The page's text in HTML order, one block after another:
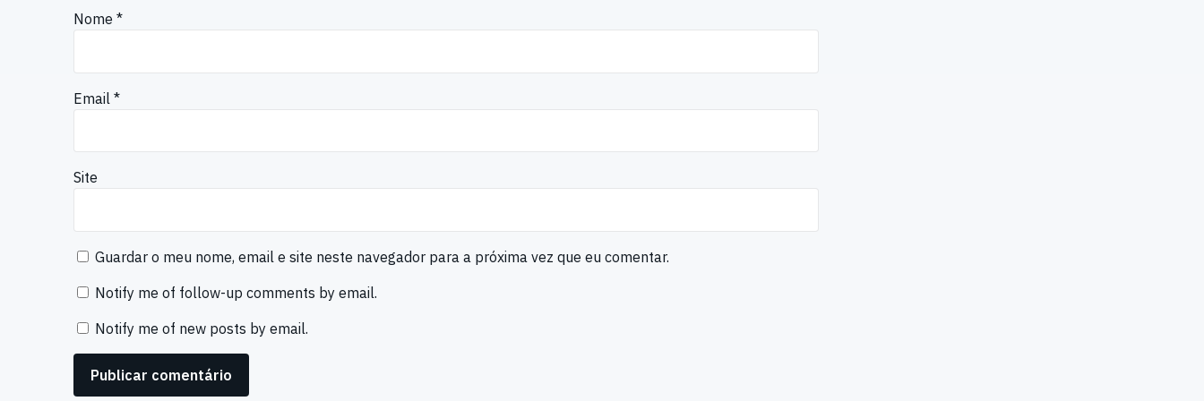
Nome *
Email *
Site
Guardar o meu nome, email e site neste navegador para a próxima vez que eu comentar.
Notify me of follow-up comments by email.
Notify me of new posts by email.